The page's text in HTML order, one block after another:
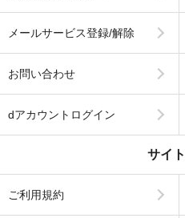
メールサービス登録/解除
お問い合わせ
dアカウントログイン
サイ
ご利用規約